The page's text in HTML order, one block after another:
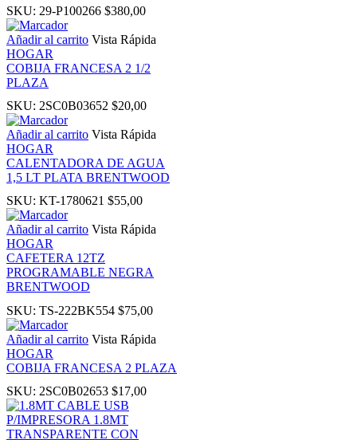
Panel
Panel
panel
panel
panel
panel
Panel
SKU: 29-P100266 $380,00
Añadir al carrito Vista Rápida
HOGAR
COBIJA FRANCESA 2 1/2
PLAZA
SKU: 2SC0B03652 $20,00
Añadir al carrito Vista Rápida
HOGAR
CALENTADORA DE AGUA
1,5 LT PLATA BRENTWOOD
SKU: KT-1780621 $55,00
Añadir al carrito Vista Rápida
HOGAR
CAFETERA 12TZ
PROGRAMABLE NEGRA
BRENTWOOD
SKU: TS-222BK554 $75,00
Añadir al carrito Vista Rápida
HOGAR
COBIJA FRANCESA 2 PLAZA
SKU: 2SC0B02653 $17,00